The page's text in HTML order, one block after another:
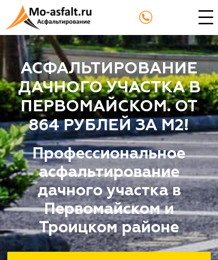
АСФАЛЬТИРОВАНИЕ
ДАЧНОГО УЧАСТКА В
ПЕРВОМАЙСКОМ. ОТ
864 РУБЛЕЙ ЗА М2!
Профессиональное
асфальтирование
дачного участка в
Первомайском и
Троицком районе